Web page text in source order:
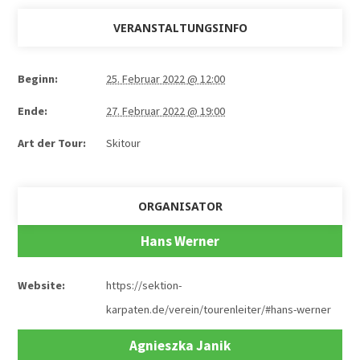
VERANSTALTUNGSINFO
Beginn: 25. Februar 2022 @ 12:00
Ende: 27. Februar 2022 @ 19:00
Art der Tour: Skitour
ORGANISATOR
Hans Werner
Website:
https://sektion-
karpaten.de/verein/tourenleiter/#hans-werner
Agnieszka Janik